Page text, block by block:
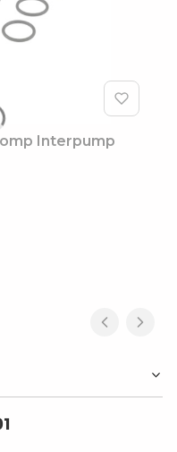
Interpump